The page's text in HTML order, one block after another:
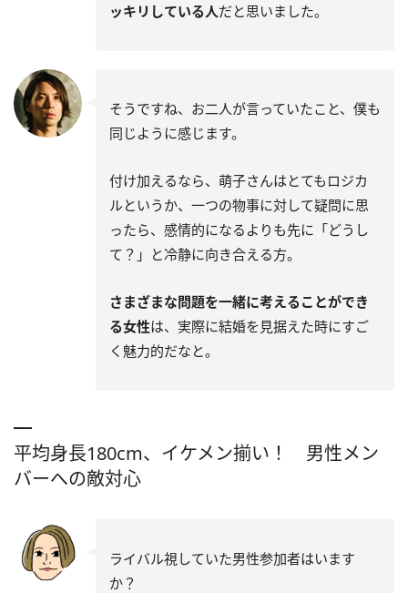
ッキリしている人だと思いました。
そうですね、お二人が言っていたこと、僕も
同じように感じます。
付け加えるなら、萌子さんはとてもロジカ
ルというか、一つの物事に対して疑問に思
ったら、感情的になるよりも先に「どうし
て？」と冷静に向き合える方。
さまざまな問題を一緒に考えることができ
る女性は、実際に結婚を見据えた時にすご
く魅力的だなと。
平均身長180cm、イケメン揃い！ 男性メン
バーへの敵対心
ライバル視していた男性参加者はいます
か？